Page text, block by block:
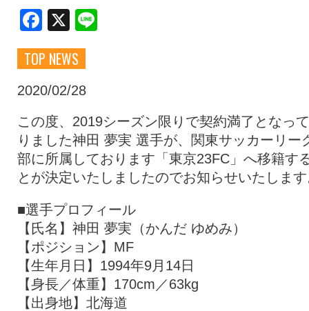
スクール
トップチーム アカデミー
スポンサー
特設ページ
Facebook
X
TOP NEWS
2020/02/28
この度、2019シーズン限りで契約満了となっ
りました神田 夢実 選手が、関東サッカーリー
部に所属しております「東京23FC」へ移籍す
とが決定いたしましたのでお知らせいたしま
■選手プロフィール
【氏名】神田 夢実（かんだ ゆめみ）
【ポジション】MF
【生年月日】1994年9月14日
【身長／体重】170cm／63kg
【出身地】北海道